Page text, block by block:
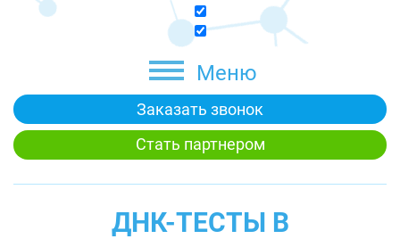
Меню
Заказать звонок
Стать партнером
ДНК-ТЕСТЫ В